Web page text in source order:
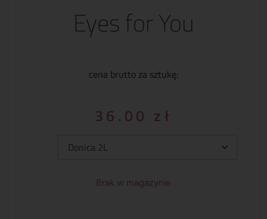
Eyes for You
cena brutto za sztukę:
36.00 zł
Brak w magazynie